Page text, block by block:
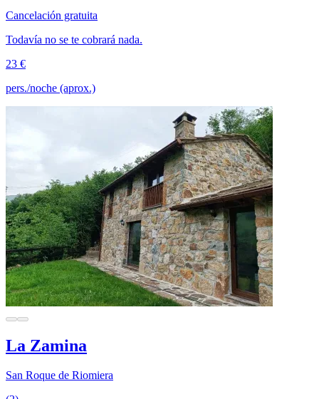
Cancelación gratuita
Todavía no se te cobrará nada.
23 €
pers./noche (aprox.)
La Zamina
San Roque de Riomiera